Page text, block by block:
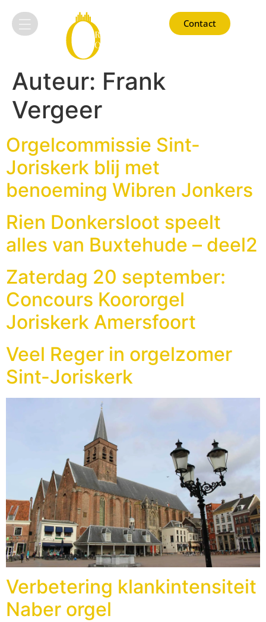
Contact
Auteur: Frank
Vergeer
Orgelcommissie Sint-
Joriskerk blij met
benoeming Wibren Jonkers
Rien Donkersloot speelt
alles van Buxtehude – deel2
Zaterdag 20 september:
Concours Koororgel
Joriskerk Amersfoort
Veel Reger in orgelzomer
Sint-Joriskerk
Verbetering klankintensiteit
Naber orgel